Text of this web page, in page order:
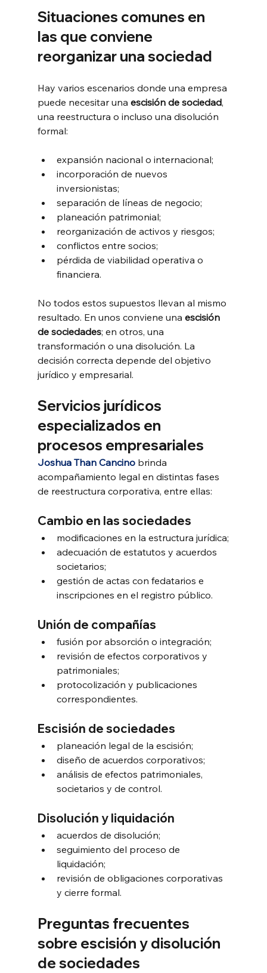
Situaciones comunes en
las que conviene
reorganizar una sociedad
Hay varios escenarios donde una empresa
puede necesitar una escisión de sociedad,
una reestructura o incluso una disolución
formal:
expansión nacional o internacional;
incorporación de nuevos
inversionistas;
separación de líneas de negocio;
planeación patrimonial;
reorganización de activos y riesgos;
conflictos entre socios;
pérdida de viabilidad operativa o
financiera.
No todos estos supuestos llevan al mismo
resultado. En unos conviene una escisión
de sociedades; en otros, una
transformación o una disolución. La
decisión correcta depende del objetivo
jurídico y empresarial.
Servicios jurídicos
especializados en
procesos empresariales
Joshua Than Cancino brinda
acompañamiento legal en distintas fases
de reestructura corporativa, entre ellas:
Cambio en las sociedades
modificaciones en la estructura jurídica;
adecuación de estatutos y acuerdos
societarios;
gestión de actas con fedatarios e
inscripciones en el registro público.
Unión de compañías
fusión por absorción o integración;
revisión de efectos corporativos y
patrimoniales;
protocolización y publicaciones
correspondientes.
Escisión de sociedades
planeación legal de la escisión;
diseño de acuerdos corporativos;
análisis de efectos patrimoniales,
societarios y de control.
Disolución y liquidación
acuerdos de disolución;
seguimiento del proceso de
liquidación;
revisión de obligaciones corporativas
y cierre formal.
Preguntas frecuentes
sobre escisión y disolución
de sociedades